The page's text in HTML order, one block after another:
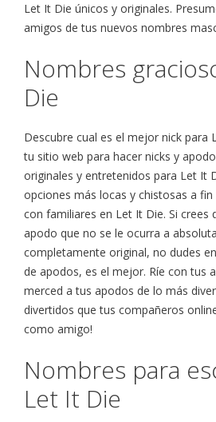
Let It Die únicos y originales.
amigos de tus nuevos nombres
Nombres
Die
Descubre cual es el mejor nick para
tu sitio web para hacer nicks y
originales y entretenidos para Let It
opciones más locas y chistosas a
con familiares en Let It Die. Si crees
apodo que no se le ocurra a
completamente original, no dudes
de apodos, es el mejor. Ríe con tus
merced a tus apodos de lo más
divertidos que tus compañeros
como amigo!
Nombres para
Let It Die